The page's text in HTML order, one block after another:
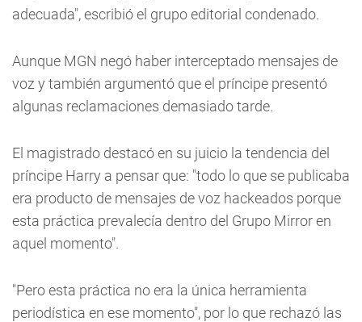
adecuada", escribió el grupo editorial condenado.
Aunque MGN negó haber interceptado mensajes de
voz y también argumentó que el príncipe presentó
algunas reclamaciones demasiado tarde.
El magistrado destacó en su juicio la tendencia del
príncipe Harry a pensar que: "todo lo que se publicaba
era producto de mensajes de voz hackeados porque
esta práctica prevalecía dentro del Grupo Mirror en
aquel momento".
"Pero esta práctica no era la única herramienta
periodística en ese momento", por lo que rechazó las